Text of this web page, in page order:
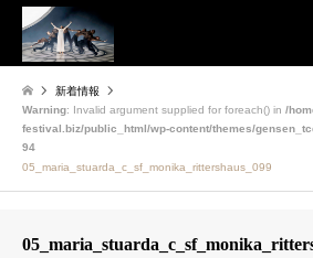
新着情報
Warning: Invalid argument supplied for foreach() in /
festival.biz/public_html/wp-content/themes/
94
05_maria_stuarda_c_sf_monika_rittershaus_099